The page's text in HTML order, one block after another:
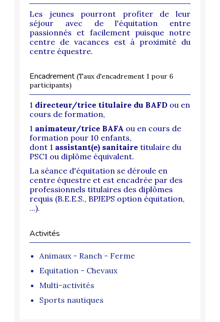
Les jeunes pourront profiter de leur
séjour avec de l'équitation entre
passionnés et facilement puisque notre
centre de vacances est à proximité du
centre équestre.
Encadrement (Taux d'encadrement 1 pour 6
participants)
1 directeur/trice titulaire du BAFD ou en
cours de formation,
1 animateur/trice BAFA ou en cours de
formation pour 10 enfants,
dont 1 assistant(e) sanitaire titulaire du
PSC1 ou diplôme équivalent.
La séance d'équitation se déroule en
centre équestre et est encadrée par des
professionnels titulaires des diplômes
requis (B.E.E.S., BPJEPS option équitation,
...).
Activités
Animaux - Ranch - Ferme
Equitation - Chevaux
Multi-activités
Sports nautiques